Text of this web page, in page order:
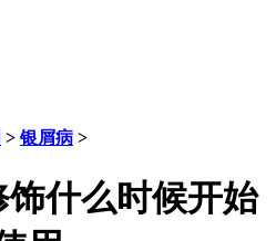
>银屑病 >
什么时候开始